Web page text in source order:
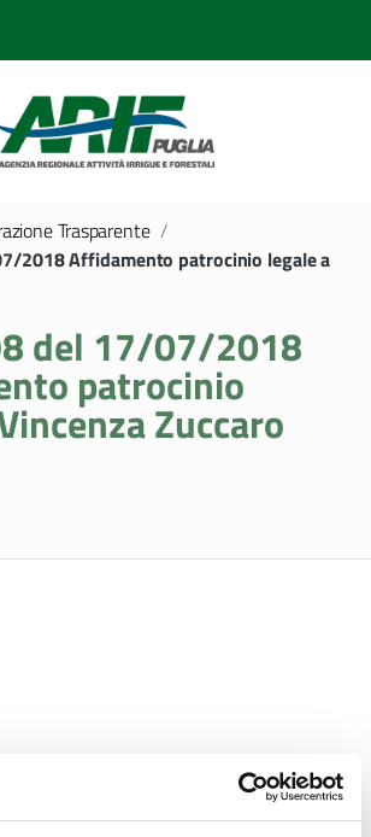
Trasparente /
2018 Affidamento patrocinio legale a
del 17/07/2018
patrocinio
Zuccaro
Ultimo aggiornamento